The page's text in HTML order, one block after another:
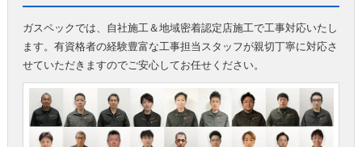
ガスペックでは、自社施工＆地域密着認定店施工で工事対応いたし
ます。有資格者の経験豊富な工事担当スタッフが親切丁寧に対応さ
せていただきますのでご安心してお任せください。